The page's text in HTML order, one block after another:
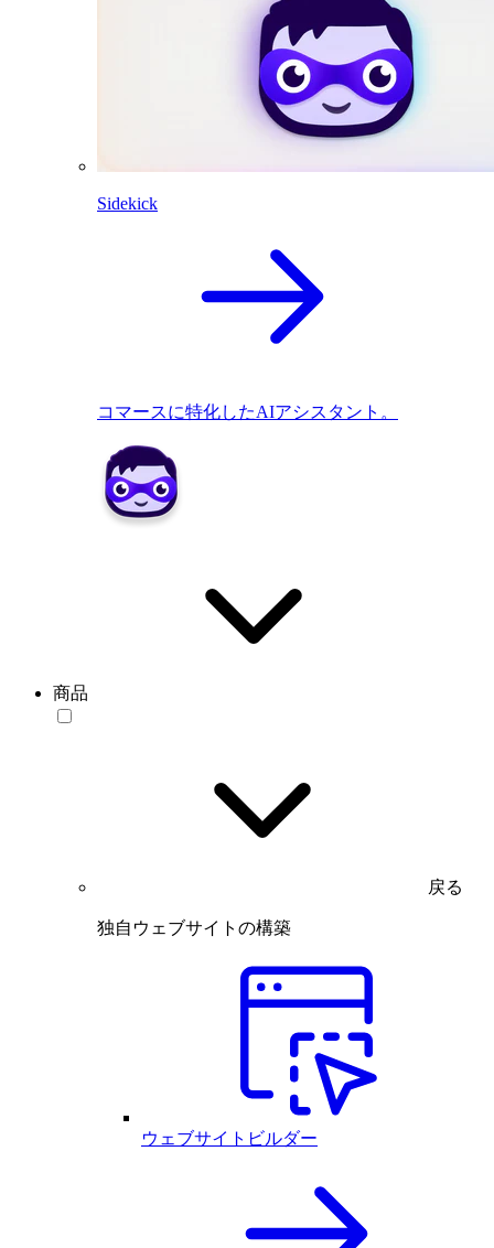
Sidekick
コマースに特化したAIアシスタント。
商品
戻る
独自ウェブサイトの構築
ウェブサイトビルダー